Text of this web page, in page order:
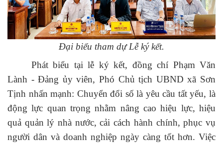
Đại biểu tham dự Lễ ký kết.
Phát biểu tại lễ ký kết, đồng chí Phạm Văn
Lành -Đảng ủy viên, Phó Chủ tịch UBND xã Sơn
Tịnh nhấn mạnh: Chuyển đổi số là yêu cầu tất yếu, là
động lực quan trọng nhằm nâng cao hiệu lực, hiệu
quả quản lý nhà nước, cải cách hành chính, phục vụ
người dân và doanh nghiệp ngày càng tốt hơn. Việc